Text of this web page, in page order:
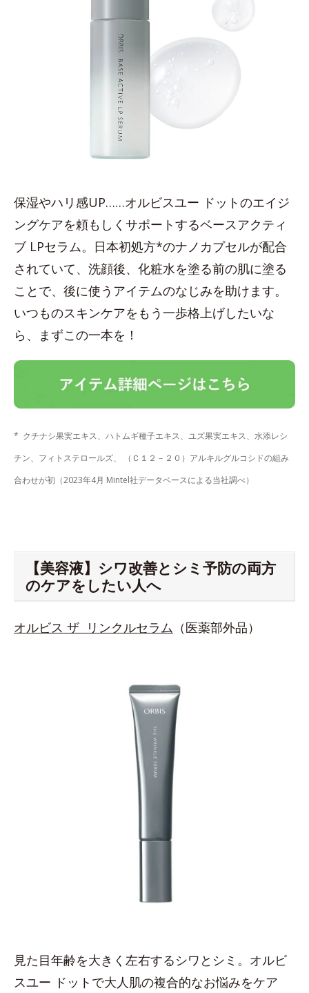
保湿やハリ感UP……オルビスユー ドットのエイジ
ングケアを頼もしくサポートするベースアクティ
ブ LPセラム。日本初処方*のナノカプセルが配合
されていて、洗顔後、化粧水を塗る前の肌に塗る
ことで、後に使うアイテムのなじみを助けます。
いつものスキンケアをもう一歩格上げしたいな
ら、まずこの一本を！
* クチナシ果実エキス、ハトムギ種子エキス、ユズ果実エキス、水添レシ
チン、フィトステロールズ、 （Ｃ１２－２０）アルキルグルコシドの組み
合わせが初（2023年4月 Mintel社データベースによる当社調べ）
【美容液】シワ改善とシミ予防の両方
のケアをしたい人へ
オルビス ザ リンクルセラム （医薬部外品）
見た目年齢を大きく左右するシワとシミ。オルビ
スユー ドットで大人肌の複合的なお悩みをケア